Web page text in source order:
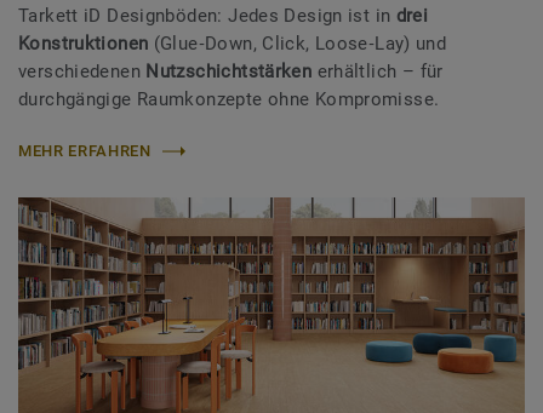
Tarkett iD Designböden: Jedes Design ist in drei
Konstruktionen (Glue‑Down, Click, Loose‑Lay) und
verschiedenen Nutzschichtstärken erhältlich – für
durchgängige Raumkonzepte ohne Kompromisse.
MEHR ERFAHREN